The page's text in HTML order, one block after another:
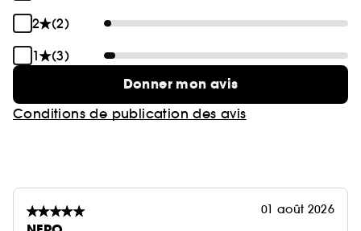
2
(2)
1
(3)
Donner mon avis
Conditions de publication des avis
01 août 2026